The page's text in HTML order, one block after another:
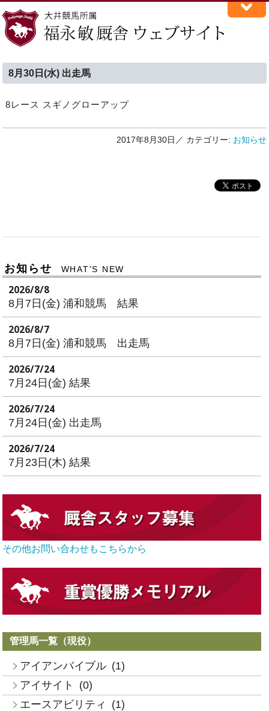
8月30日(水) 出走馬
8レース スギノグローアップ
2017年8月30日／ カテゴリー: お知らせ
お知らせ WHAT'S NEW
2026/8/8
8月7日(金) 浦和競馬 結果
2026/8/7
8月7日(金) 浦和競馬 出走馬
2026/7/24
7月24日(金) 結果
2026/7/24
7月24日(金) 出走馬
2026/7/24
7月23日(木) 結果
その他お問い合わせもこちらから
管理馬一覧（現役）
アイアンバイブル (1)
アイサイト
(0)
エースアビリティ
(1)